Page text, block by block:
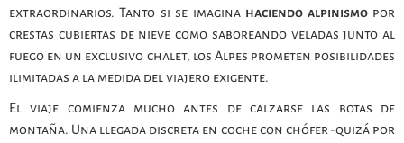
extraordinarios. Tanto si se imagina haciendo alpinismopor
crestas cubiertas de nieve como saboreando veladas junto al
fuego en un exclusivo chalet, los Alpes prometen posibilidades
ilimitadas a la medida del viajero exigente.
El viaje comienza mucho antes de calzarse las botas de
montaña. Una llegada discreta en coche con chófer -quizá por